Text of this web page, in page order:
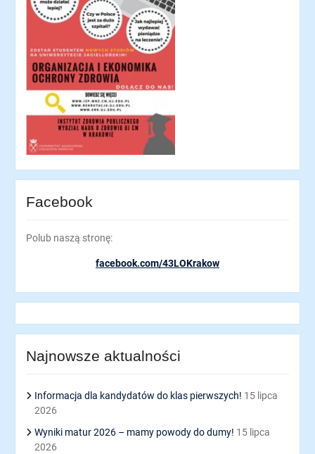
Facebook
Polub naszą stronę:
facebook.com/43LOKrakow
Najnowsze aktualności
Informacja dla kandydatów do klas pierwszych! 15 lipca
2026
Wyniki matur 2026 – mamy powody do dumy! 15 lipca
2026